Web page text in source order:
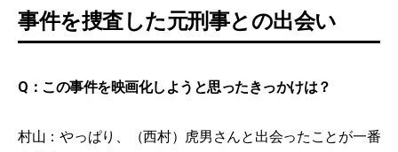
事件を捜査した元刑事との出会い
Q：この事件を映画化しようと思ったきっかけは？
村山：やっぱり、（西村）虎男さんと出会ったことが一番